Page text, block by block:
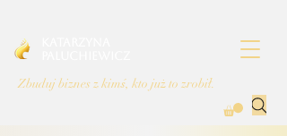
Zbuduj biznes z kimś, kto już to zrobił.